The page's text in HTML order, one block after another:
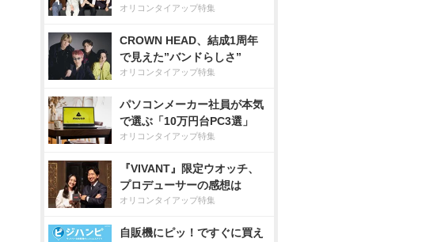
オリコンタイアップ特集
CROWN HEAD、結成1周年
で見えた”バンドらしさ”
オリコンタイアップ特集
パソコンメーカー社員が本気
で選ぶ「10万円台PC3選」
オリコンタイアップ特集
『VIVANT』限定ウオッチ、
プロデューサーの感想は
オリコンタイアップ特集
自販機にピッ！ですぐに買え